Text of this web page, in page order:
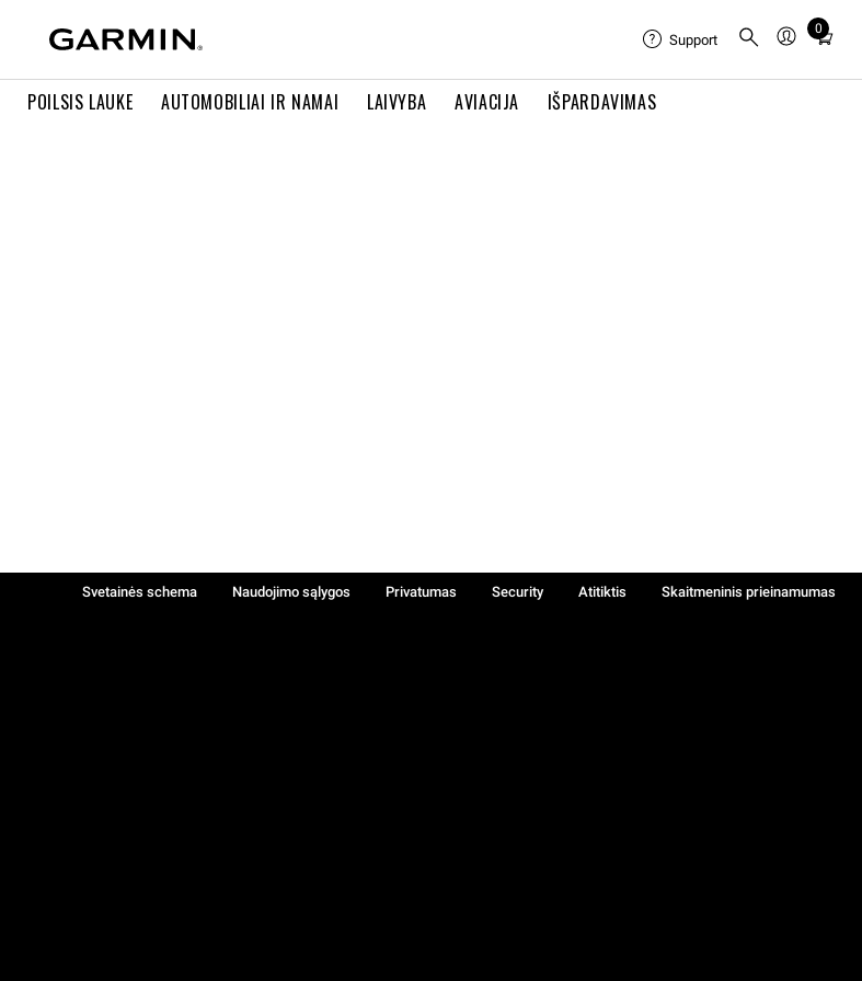
POILSIS LAUKE AUTOMOBILIAI IR NAMAI LAIVYBA AVIACIJA IŠPARDAVIMAS
Support
0
Total
in
Svetainės schema Naudojimo sąlygos Privatumas Security Atitiktis
Skaitmeninis prieinamumas